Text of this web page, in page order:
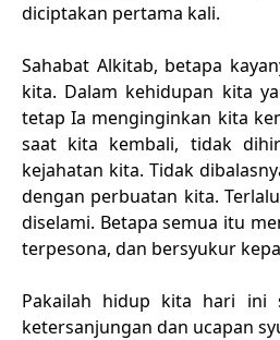
diciptakan pertama kali.
Sahabat Alkitab, betapa
kita. Dalam kehidupan kita
tetap Ia menginginkan kita
saat kita kembali, tidak
kejahatan kita. Tidak
dengan perbuatan kita.
diselami. Betapa semua itu
terpesona, dan bersyukur
Pakailah hidup kita hari ini
ketersanjungan dan ucapan